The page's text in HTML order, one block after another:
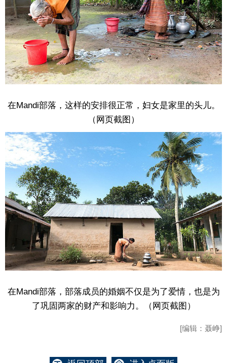
在Mandi部落，这样的安排很正常，妇女是家里的头儿。
（网页截图）
在Mandi部落，部落成员的婚姻不仅是为了爱情，也是为
了巩固两家的财产和影响力。（网页截图）
[编辑：聂峥]